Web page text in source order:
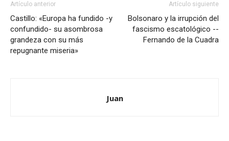
Artículo anterior
Castillo: «Europa ha fundido -y
confundido- su asombrosa
grandeza con su más
repugnante miseria»
Artículo siguiente
Bolsonaro y la irrupción del
fascismo escatológico --
Fernando de la Cuadra
Juan